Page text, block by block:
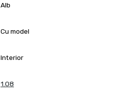
Alb
Cu model
Interior
1.08